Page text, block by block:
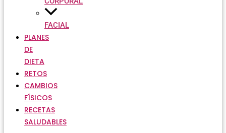
FACIAL
PLANES
DE
DIETA
RETOS
CAMBIOS
FÍSICOS
RECETAS
SALUDABLES